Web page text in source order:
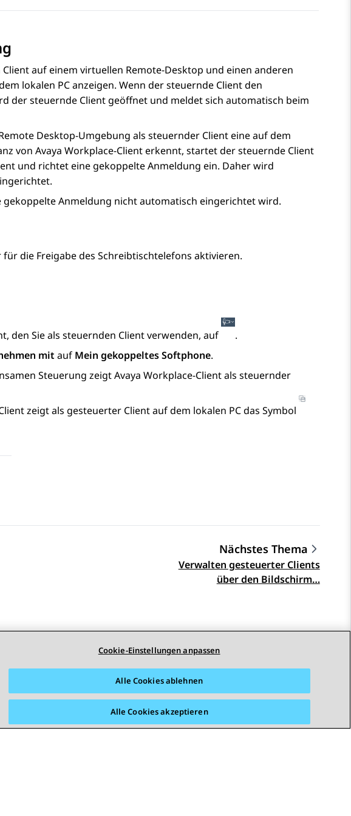
auf einem virtuellen Remote-Desktop und einen anderen
lokalen PC anzeigen. Wenn der steuernde Client den
der steuernde Client geöffnet und meldet sich automatisch beim
Desktop-Umgebung als steuernder Client eine auf dem
von Avaya Workplace-Clienterkennt, startet der steuernde Client
und richtet eine gekoppelte Anmeldung ein. Daher wird
Anmeldung nicht automatisch eingerichtet wird.
die Freigabe des Schreibtischtelefons aktivieren.
, den Sie als steuernden Client verwenden, auf
.
mit auf Mein gekoppeltes Softphone.
Steuerung zeigtAvaya Workplace-Clientals steuernder
zeigt als gesteuerter Client auf dem lokalen PC das Symbol
Nächstes Thema
Verwalten gesteuerter Clients
über den Bildschirm…
Cookie-Einstellungen anpassen
Alle Cookies ablehnen
Alle Cookies akzeptieren